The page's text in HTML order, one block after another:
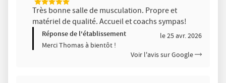
5
Étoiles
Sur
Très bonne salle de musculation. Propre et
matériel de qualité. Accueil et coachs sympas!
Réponse de l'établissement
le 25 avr. 2026
Merci Thomas à bientôt !
Voir l'avis sur Google